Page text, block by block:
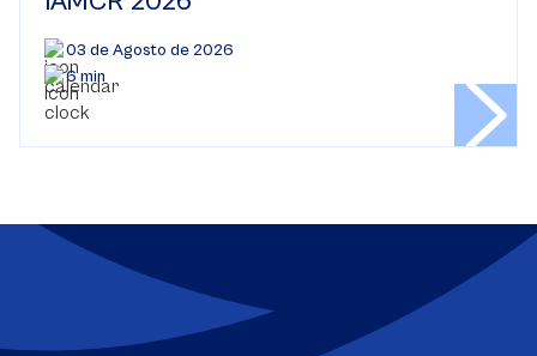
03 de Agosto de 2026
6 min